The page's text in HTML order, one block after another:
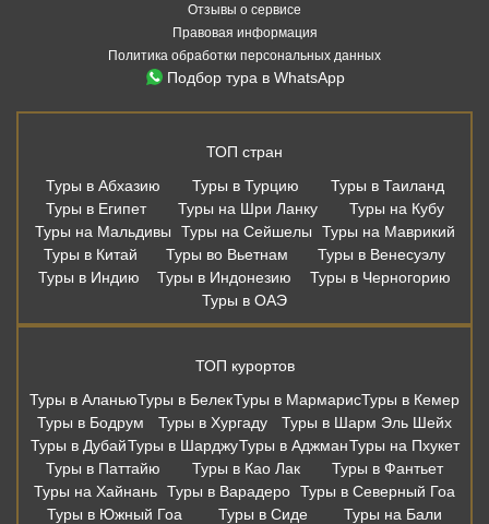
Отзывы о сервисе
Правовая информация
Политика обработки персональных данных
Подбор тура в WhatsApp
ТОП стран
Туры в Абхазию
Туры в Турцию
Туры в Таиланд
Туры в Египет
Туры на Шри Ланку
Туры на Кубу
Туры на Мальдивы
Туры на Сейшелы
Туры на Маврикий
Туры в Китай
Туры во Вьетнам
Туры в Венесуэлу
Туры в Индию
Туры в Индонезию
Туры в Черногорию
Туры в ОАЭ
ТОП курортов
Туры в АланьюТуры в БелекТуры в МармарисТуры в Кемер
Туры в Бодрум
Туры в Хургаду
Туры в Шарм Эль Шейх
Туры в ДубайТуры в ШарджуТуры в АджманТуры на Пхукет
Туры в Паттайю
Туры в Као Лак
Туры в Фантьет
Туры на Хайнань Туры в Варадеро Туры в Северный Гоа
Туры в Южный Гоа
Туры в Сиде Туры на Бали